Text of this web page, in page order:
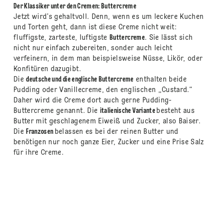
Der Klassiker unter den Cremen: Buttercreme
Jetzt wird’s gehaltvoll. Denn, wenn es um leckere Kuchen
und Torten geht, dann ist diese Creme nicht weit:
fluffigste, zarteste, luftigste Buttercreme. Sie lässt sich
nicht nur einfach zubereiten, sonder auch leicht
verfeinern, in dem man beispielsweise Nüsse, Likör, oder
Konfitüren dazugibt.
Diedeutsche und die englische Buttercreme enthalten beide
Pudding oder Vanillecreme, den englischen „Custard.“
Daher wird die Creme dort auch gerne Pudding-
Buttercreme genannt. Die italienische Variante besteht aus
Butter mit geschlagenem Eiweiß und Zucker, also Baiser.
Die Franzosen belassen es bei der reinen Butter und
benötigen nur noch ganze Eier, Zucker und eine Prise Salz
für ihre Creme.